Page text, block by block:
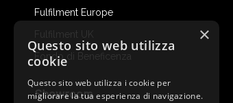
Fulfilment Europe
Fulfilment UK
Fondo di Beneficenza
Showroom
×
Questo sito web utilizza
cookie
Questo sito web utilizza i cookie per
migliorare la tua esperienza di navigazione.